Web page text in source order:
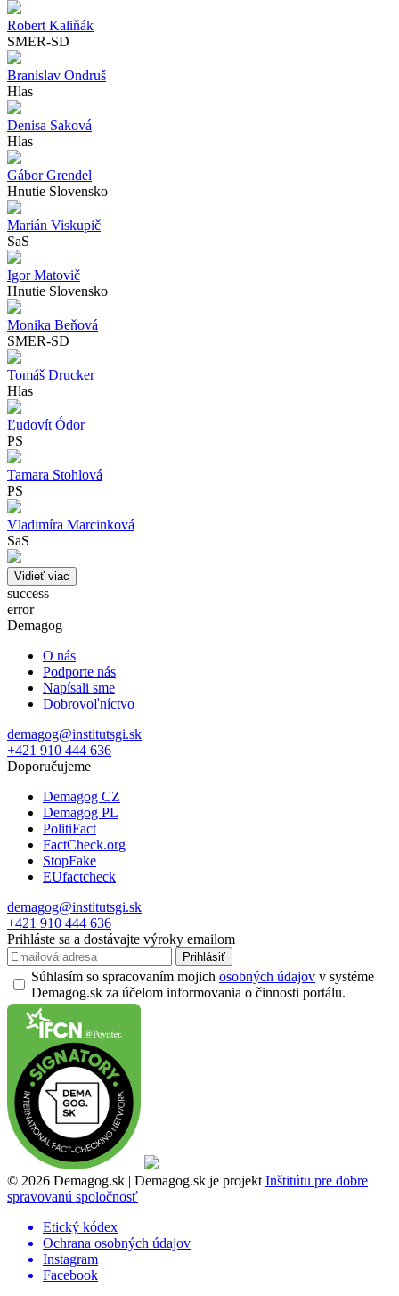
Robert Kaliňák
SMER-SD
Branislav Ondruš
Hlas
Denisa Saková
Hlas
Gábor Grendel
Hnutie Slovensko
Marián Viskupič
SaS
Igor Matovič
Hnutie Slovensko
Monika Beňová
SMER-SD
Tomáš Drucker
Hlas
Ľudovít Ódor
PS
Tamara Stohlová
PS
Vladimíra Marcinková
SaS
Vidieť viac
success
error
Demagog
O nás
Podporte nás
Napísali sme
Dobrovoľníctvo
demagog@institutsgi.sk
+421 910 444 636
Doporučujeme
Demagog CZ
Demagog PL
PolitiFact
FactCheck.org
StopFake
EUfactcheck
demagog@institutsgi.sk
+421 910 444 636
Prihláste sa a dostávajte výroky emailom
Prihlásiť
Súhlasím so spracovaním mojich osobných údajov v systéme
Demagog.sk za účelom informovania o činnosti portálu.
© 2026 Demagog.sk | Demagog.sk je projekt Inštitútu pre dobre
spravovanú spoločnosť
Etický kódex
Ochrana osobných údajov
Instagram
Facebook